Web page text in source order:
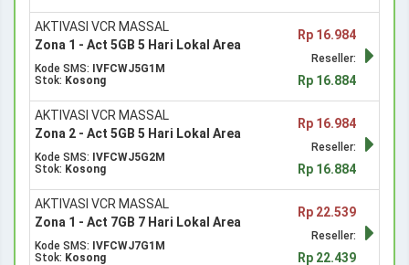
AKTIVASI VCR MASSAL
Zona 1 - Act 5GB 5 Hari Lokal Area
Kode SMS: IVFCWJ5G1M
Stok: Kosong
Rp 16.984
Reseller:
Rp 16.884
AKTIVASI VCR MASSAL
Zona 2 - Act 5GB 5 Hari Lokal Area
Kode SMS: IVFCWJ5G2M
Stok: Kosong
Rp 16.984
Reseller:
Rp 16.884
AKTIVASI VCR MASSAL
Zona 1 - Act 7GB 7 Hari Lokal Area
Kode SMS: IVFCWJ7G1M
Stok: Kosong
Rp 22.539
Reseller:
Rp 22.439